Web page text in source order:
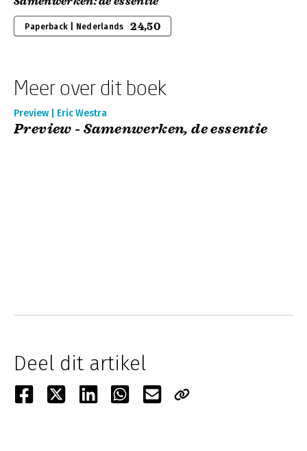
Paperback | Nederlands 24,50
Meer over dit boek
Preview | Eric Westra
Preview - Samenwerken, de essentie
Deel dit artikel